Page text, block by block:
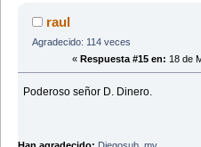
raul
Agradecido: 114 veces
« Respuesta #15 en: 18 de
Poderoso señor D. Dinero.